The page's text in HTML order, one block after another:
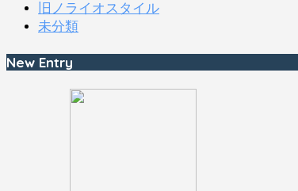
旧ノライオスタイル
未分類
New Entry